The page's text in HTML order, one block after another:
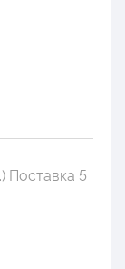
Поставка 5